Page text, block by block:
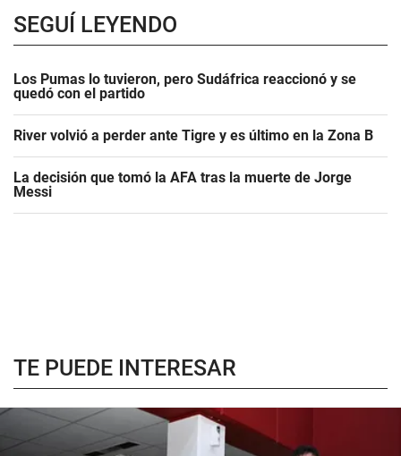
SEGUÍ LEYENDO
Los Pumas lo tuvieron, pero Sudáfrica reaccionó y se
quedó con el partido
River volvió a perder ante Tigre y es último en la Zona B
La decisión que tomó la AFA tras la muerte de Jorge
Messi
TE PUEDE INTERESAR